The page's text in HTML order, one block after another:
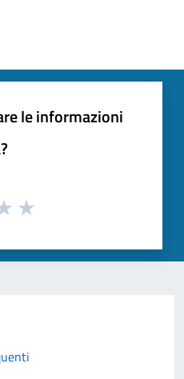
le informazioni